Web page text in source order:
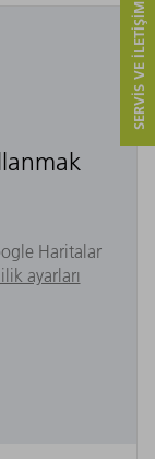
Haritalar
ayarları
SERVIS VE ILETIŞIM